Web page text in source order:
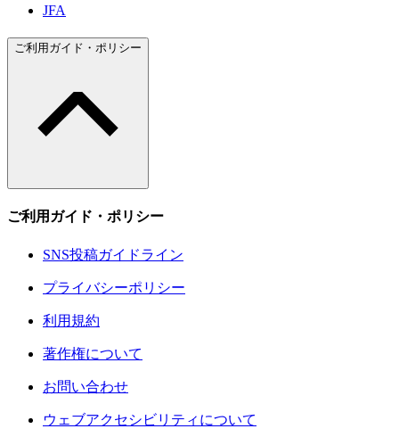
JFA
ご利用ガイド・ポリシー
ご利用ガイド・ポリシー
SNS投稿ガイドライン
プライバシーポリシー
利用規約
著作権について
お問い合わせ
ウェブアクセシビリティについて